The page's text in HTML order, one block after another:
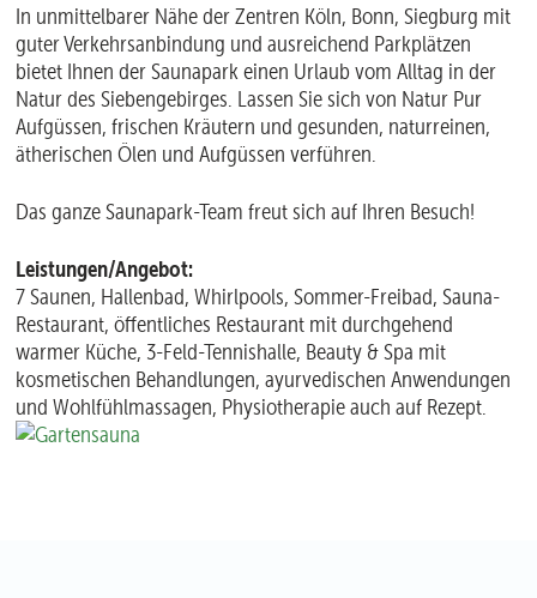
In unmittelbarer Nähe der Zentren Köln, Bonn, Siegburg mit
guter Verkehrsanbindung und ausreichend Parkplätzen
bietet Ihnen der Saunapark einen Urlaub vom Alltag in der
Natur des Siebengebirges. Lassen Sie sich von Natur Pur
Aufgüssen, frischen Kräutern und gesunden, naturreinen,
ätherischen Ölen und Aufgüssen verführen.
Das ganze Saunapark-Team freut sich auf Ihren Besuch!
Leistungen/Angebot:
7 Saunen, Hallenbad, Whirlpools, Sommer-Freibad, Sauna-
Restaurant, öffentliches Restaurant mit durchgehend
warmer Küche, 3-Feld-Tennishalle, Beauty & Spa mit
kosmetischen Behandlungen, ayurvedischen Anwendungen
und Wohlfühlmassagen, Physiotherapie auch auf Rezept.